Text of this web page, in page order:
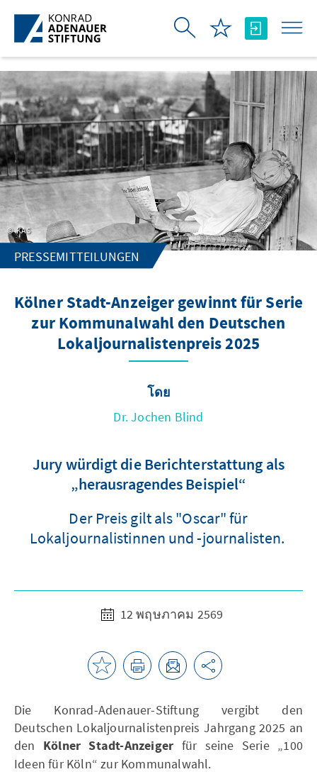
Skip to Main Content
KAS
PRESSEMITTEILUNGEN
Kölner Stadt-Anzeiger gewinnt für Serie
zur Kommunalwahl den Deutschen
Lokaljournalistenpreis 2025
โดย
Dr. Jochen Blind
Jury würdigt die Berichterstattung als
„herausragendes Beispiel“
Der Preis gilt als "Oscar" für
Lokaljournalistinnen und -journalisten.
12 พฤษภาคม 2569
Die Konrad-Adenauer-Stiftung vergibt den
Deutschen Lokaljournalistenpreis Jahrgang 2025 an
den Kölner Stadt-Anzeiger für seine Serie „100
Ideen für Köln“ zur Kommunalwahl.